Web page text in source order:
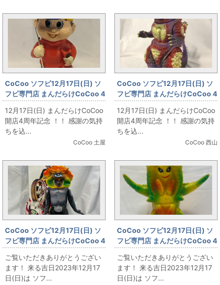
CoCoo ソフビ12月17日(日) ソ
フビ専門店 まんだらけCoCoo 4
周年記念 「まる九マルキュー 貯
金箱ソフビ Maru9つりえさ 」
12月17日(日) まんだらけCoCoo
開店4周年記念 ！！ 感謝の気持
ちを込...
CoCoo 土屋
CoCoo ソフビ12月17日(日) ソ
フビ専門店 まんだらけCoCoo 4
周年記念 「メディコムトイ デス
ゴジ」
12月17日(日) まんだらけCoCoo
開店4周年記念 ！！ 感謝の気持
ちを込...
CoCoo 西山
CoCoo ソフビ12月17日(日) ソ
フビ専門店 まんだらけCoCoo 4
周年記念 「旧バンダイ ドクダリ
アンキングサイズ 370㎜ 台紙ヘ
ッダー袋付き」
ご覧いただきありがとうござい
ます！ 来る吉日2023年12月17
日(日)は ソフ...
CoCoo ソフビ12月17日(日) ソ
フビ専門店 まんだらけCoCoo 4
周年記念 「ブルマァク鉛筆削り
ダークロン」
ご覧いただきありがとうござい
ます！ 来る吉日2023年12月17
日(日)は ソフ...